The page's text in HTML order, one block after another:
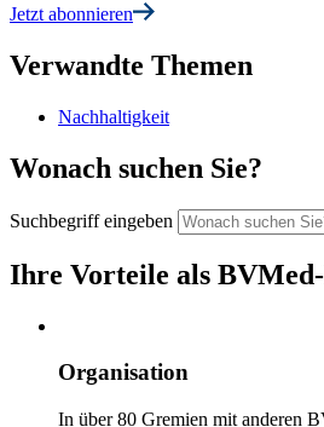
Jetzt abonnieren
Verwandte Themen
Nachhaltigkeit
Wonach suchen Sie?
Suchbegriff eingeben
Ihre Vorteile als
Organisation
In über 80 Gremien mit anderen